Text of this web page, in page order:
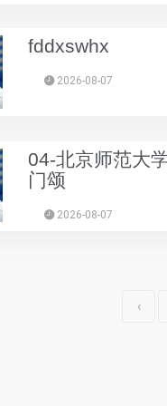
fddxswhx
2026-08-07
04-北京师范大
门颂
2026-08-07
‹